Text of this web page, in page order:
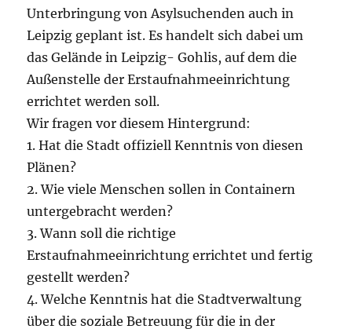
Unterbringung von Asylsuchenden auch in
Leipzig geplant ist. Es handelt sich dabei um
das Gelände in Leipzig- Gohlis, auf dem die
Außenstelle der Erstaufnahmeeinrichtung
errichtet werden soll.
Wir fragen vor diesem Hintergrund:
1. Hat die Stadt offiziell Kenntnis von diesen
Plänen?
2. Wie viele Menschen sollen in Containern
untergebracht werden?
3. Wann soll die richtige
Erstaufnahmeeinrichtung errichtet und fertig
gestellt werden?
4. Welche Kenntnis hat die Stadtverwaltung
über die soziale Betreuung für die in der